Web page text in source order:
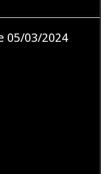
05/03/2024